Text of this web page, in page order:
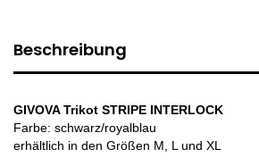
Beschreibung
GIVOVA Trikot STRIPE INTERLOCK
Farbe: schwarz/royalblau
erhältlich in den Größen M, L und XL